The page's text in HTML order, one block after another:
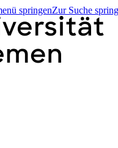
springenZur Suche